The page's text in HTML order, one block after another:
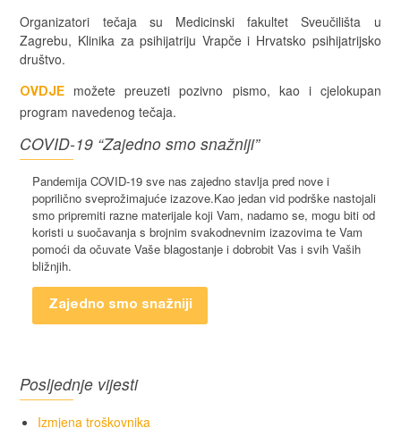
Organizatori tečaja su Medicinski fakultet Sveučilišta u
Zagrebu, Klinika za psihijatriju Vrapče i Hrvatsko psihijatrijsko
društvo.
OVDJE možete preuzeti pozivno pismo, kao i cjelokupan
program navedenog tečaja.
COVID-19 “Zajedno smo snažniji”
Pandemija COVID-19 sve nas zajedno stavlja pred nove i
poprilično sveprožimajuće izazove.Kao jedan vid podrške nastojali
smo pripremiti razne materijale koji Vam, nadamo se, mogu biti od
koristi u suočavanja s brojnim svakodnevnim izazovima te Vam
pomoći da očuvate Vaše blagostanje i dobrobit Vas i svih Vaših
bližnjih.
Zajedno smo snažniji
Posljednje vijesti
Izmjena troškovnika